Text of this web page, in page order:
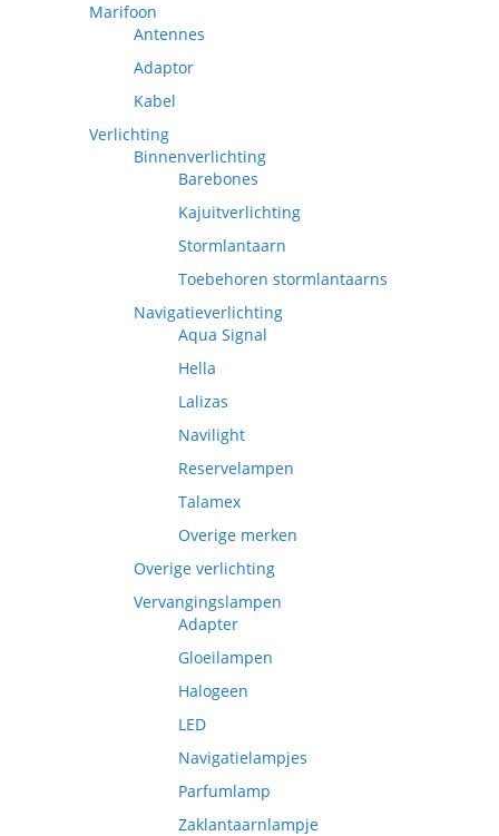
Marifoon
Antennes
Adaptor
Kabel
Verlichting
Binnenverlichting
Barebones
Kajuitverlichting
Stormlantaarn
Toebehoren stormlantaarns
Navigatieverlichting
Aqua Signal
Hella
Lalizas
Navilight
Reservelampen
Talamex
Overige merken
Overige verlichting
Vervangingslampen
Adapter
Gloeilampen
Halogeen
LED
Navigatielampjes
Parfumlamp
Zaklantaarnlampje